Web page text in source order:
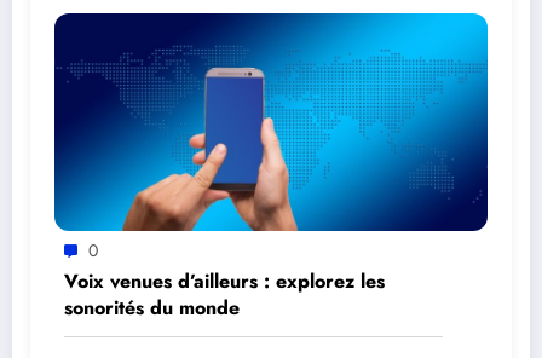
0
Voix venues d’ailleurs : explorez les
sonorités du monde